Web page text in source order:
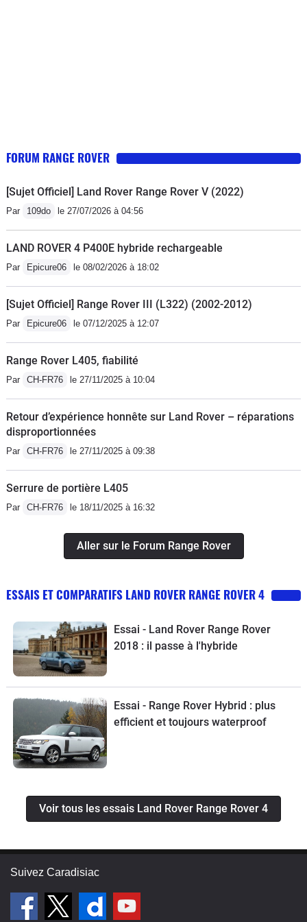
FORUM RANGE ROVER
[Sujet Officiel] Land Rover Range Rover V (2022)
Par 109do le 27/07/2026 à 04:56
LAND ROVER 4 P400E hybride rechargeable
Par Epicure06 le 08/02/2026 à 18:02
[Sujet Officiel] Range Rover III (L322) (2002-2012)
Par Epicure06 le 07/12/2025 à 12:07
Range Rover L405, fiabilité
Par CH-FR76 le 27/11/2025 à 10:04
Retour d’expérience honnête sur Land Rover – réparations
disproportionnées
Par CH-FR76 le 27/11/2025 à 09:38
Serrure de portière L405
Par CH-FR76 le 18/11/2025 à 16:32
Aller sur le Forum Range Rover
ESSAIS ET COMPARATIFS LAND ROVER RANGE ROVER 4
Essai - Land Rover Range Rover
2018 : il passe à l'hybride
Essai - Range Rover Hybrid : plus
efficient et toujours waterproof
Voir tous les essais Land Rover Range Rover 4
Suivez Caradisiac